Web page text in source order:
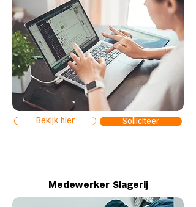
Bekijk hier Solliciteer
Medewerker Slagerij